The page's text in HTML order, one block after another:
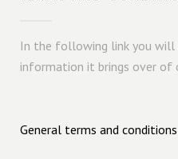
In the following link you
information it brings over of
General terms and conditions